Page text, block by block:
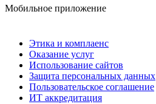
Мобильное приложение
Этика и комплаенс
Оказание услуг
Использование сайтов
Защита персональных данных
Пользовательское соглашение
ИТ аккредитация